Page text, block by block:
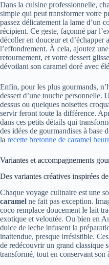
Dans la cuisine professionnelle,
simple qui peut transformer votre
passez délicatement la lame d’un
récipient. Ce geste, façonné par
décoller en douceur et d’échapper
l’effondrement. À cela, ajoutez
retournement, et votre dessert
dévoilant son caramel doré avec
Enfin, pour les plus gourmands,
dessert d’une touche personnelle.
dessus ou quelques noisettes
servir feront toute la différence.
dans ces petits détails qui
des idées de gourmandises à base
la recette bretonne de caramel
Variantes et accompagnements
Des variantes créatives inspirées
Chaque voyage culinaire est une
caramel ne fait pas exception.
coco remplace doucement le lait
exotique et veloutée. Ou bien en
dulce de leche infusent la
inattendue, presque irrésistible.
de redécouvrir un grand classique
transformé, tout en conservant son